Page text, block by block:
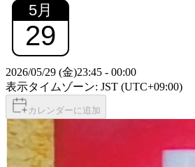
5月
29
2026/05/29 (金)23:45 - 00:00
表示タイムゾーン: JST (UTC+09:00)
カレンダーに追加